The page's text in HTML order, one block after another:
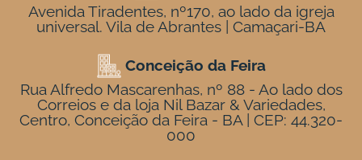
Avenida Tiradentes, nº170, ao lado da igreja
universal. Vila de Abrantes | Camaçari-BA
Conceição da Feira
Rua Alfredo Mascarenhas, nº 88 - Ao lado dos
Correios e da loja Nil Bazar & Variedades,
Centro, Conceição da Feira - BA | CEP: 44.320-
000